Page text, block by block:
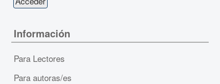
Información
Para Lectores
Para autoras/es